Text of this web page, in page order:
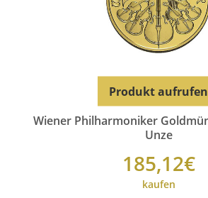
Wiener Philharmoniker
Unze
185,12€
kaufen
Produkt aufrufen